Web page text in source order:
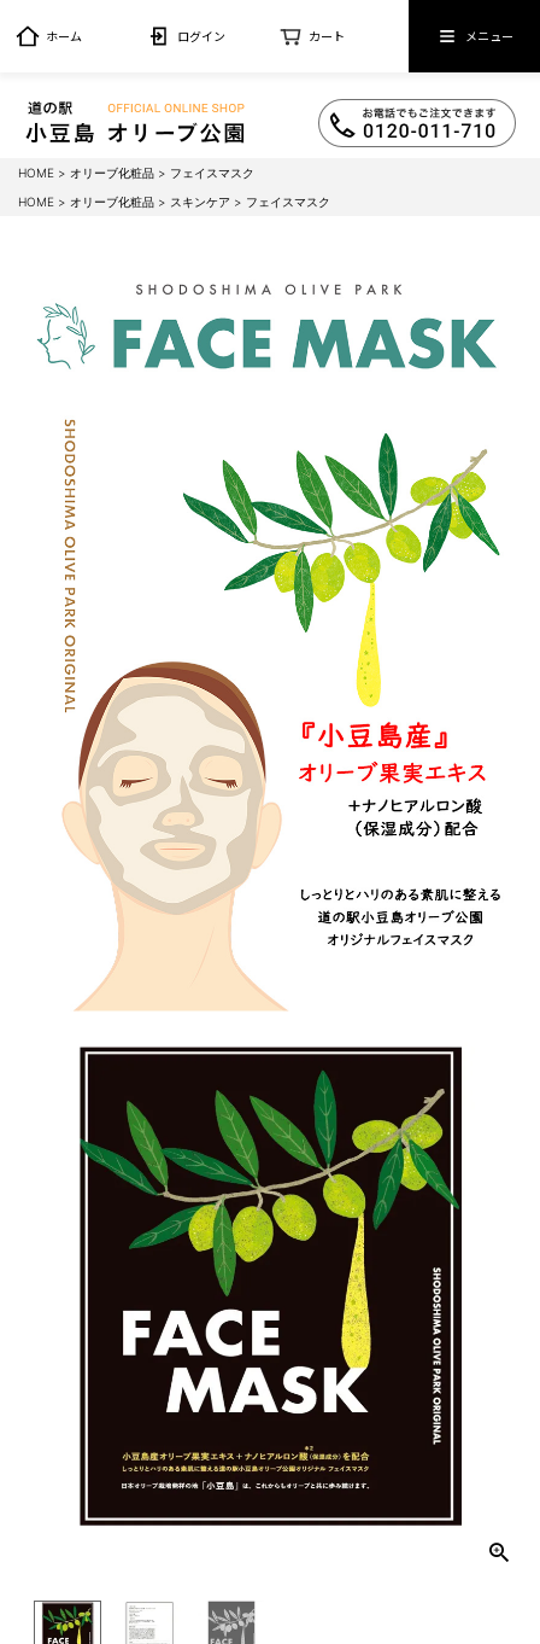
ホーム ログイン カート メニュー
HOME オリーブ化粧品
フェイスマスク
HOME
オリーブ化粧品 スキンケア フェイスマスク